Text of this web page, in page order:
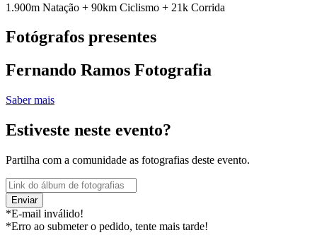
1.900m Natação + 90km Ciclismo + 21k Corrida
Fotógrafos presentes
Fernando Ramos Fotografia
Saber mais
Estiveste neste evento?
Partilha com a comunidade as fotografias deste evento.
Enviar
*E-mail inválido!
*Erro ao submeter o pedido, tente mais tarde!